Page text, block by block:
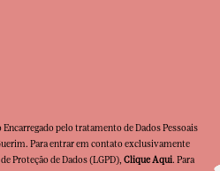
pelo tratamento de Dados Pessoais
Para entrar em contato exclusivamente
Proteção de Dados (LGPD), Clique Aqui. Para